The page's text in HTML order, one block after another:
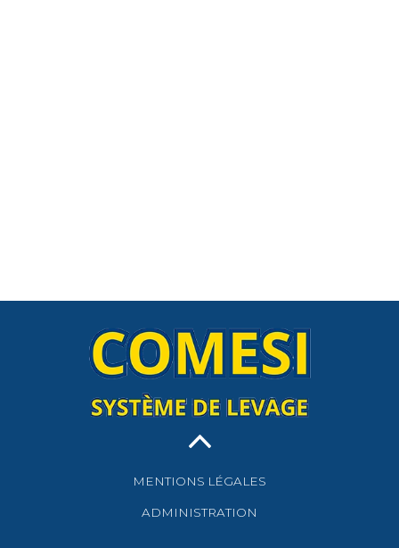
MENTIONS LÉGALES
ADMINISTRATION